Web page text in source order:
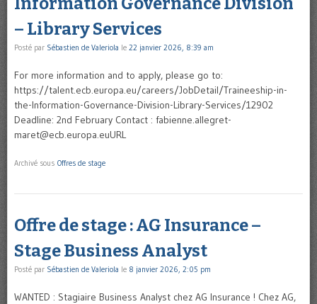
– Library Services
Posté par Sébastien de Valeriola le 22 janvier 2026, 8:39 am
For more information and to apply, please go to:
https://talent.ecb.europa.eu/careers/JobDetail/Traineeship-in-
the-Information-Governance-Division-Library-Services/12902
Deadline: 2nd February Contact : fabienne.allegret-
maret@ecb.europa.euURL
Archivé sous Offres de stage
Offre de stage : AG Insurance –
Stage Business Analyst
Posté par Sébastien de Valeriola le 8 janvier 2026, 2:05 pm
WANTED : Stagiaire Business Analyst chez AG Insurance ! Chez AG,